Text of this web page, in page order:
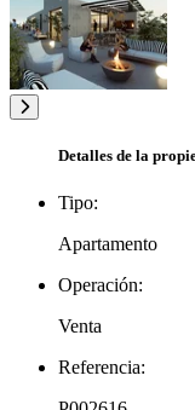
Detalles de la
Tipo:
Apartamento
Operación:
Venta
Referencia: